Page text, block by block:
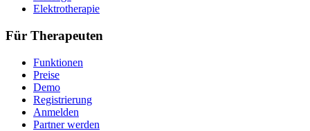
Elektrotherapie
Für Therapeuten
Funktionen
Preise
Demo
Registrierung
Anmelden
Partner werden